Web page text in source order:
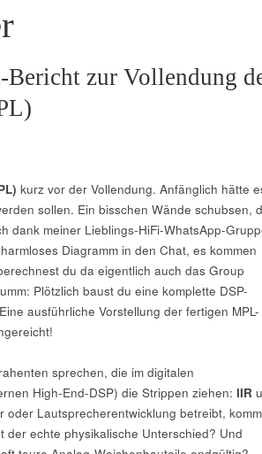
Bericht zur Vollendung
kurz vor der Vollendung. Anfänglich hätte
sollen. Ein bisschen Wände schubsen,
dank meiner Lieblings-HiFi-WhatsApp-
Diagramm in den Chat, es kommen
du da eigentlich auch das Group
Plötzlich baust du eine komplette DSP-
ausführliche Vorstellung der fertigen MPL-
sprechen, die im digitalen
High-End-DSP) die Strippen ziehen: IIR
Lautsprecherentwicklung betreibt,
echte physikalische Unterschied? Und